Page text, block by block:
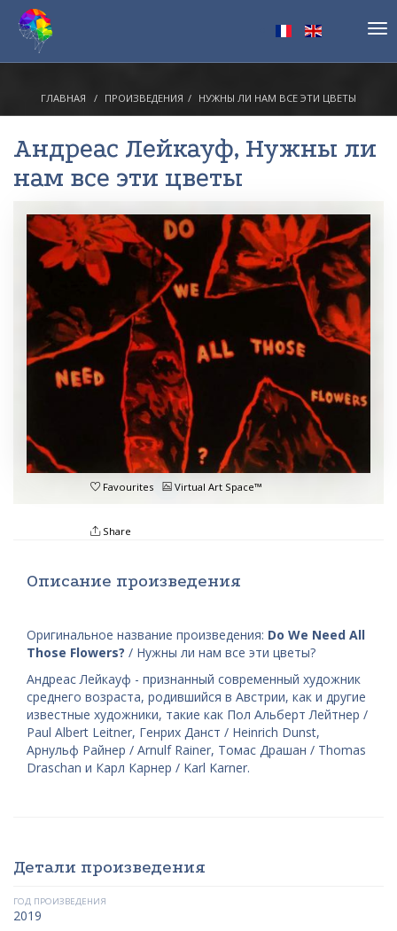
ГЛАВНАЯ ПРОИЗВЕДЕНИЯ НУЖНЫ ЛИ НАМ ВСЕ ЭТИ ЦВЕТЫ
Андреас Лейкауф, Нужны ли
нам все эти цветы
Favourites Virtual Art Space™
Share
Описание произведения
Оригинальное название произведения: Do We Need All
Those Flowers? / Нужны ли нам все эти цветы?
Андреас Лейкауф - признанный современный художник
среднего возраста, родившийся в Австрии, как и другие
известные художники, такие как Пол Альберт Лейтнер /
Paul Albert Leitner, Генрих Данст / Heinrich Dunst,
Арнульф Райнер / Arnulf Rainer, Томас Драшан / Thomas
Draschan и Карл Карнер / Karl Karner.
Детали произведения
ГОД ПРОИЗВЕДЕНИЯ
2019